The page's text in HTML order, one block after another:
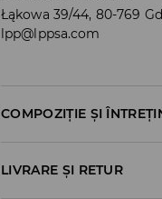
Łąkowa 39/44, 80-769
lpp@lppsa.com
COMPOZIȚIE ȘI
PRIMUL MATERIAL : 97%
LIVRARE ȘI RETUR